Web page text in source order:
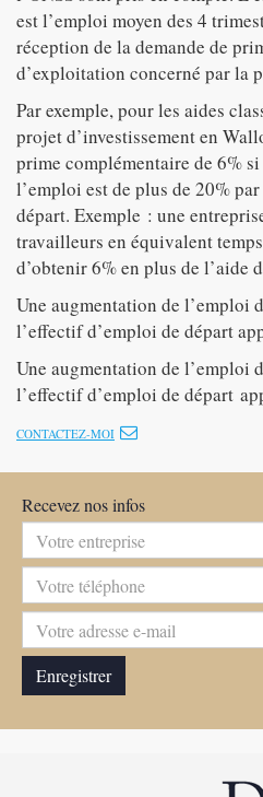
est l’emploi moyen des 4
réception de la demande de
d’exploitation concerné par la
Par exemple, pour les aides
projet d’investissement en
prime complémentaire de 6%
l’emploi est de plus de 20%
départ. Exemple : une
travailleurs en équivalent
d’obtenir 6% en plus de l’aide
Une augmentation de l’emploi
l’effectif d’emploi de départ
Une augmentation de l’emploi
l’effectif d’emploi de départ
CONTACTEZ-MOI
Recevez nos infos